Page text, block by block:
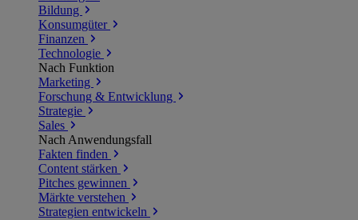
Bildung
Konsumgüter
Finanzen
Technologie
Nach Funktion
Marketing
Forschung & Entwicklung
Strategie
Sales
Nach Anwendungsfall
Fakten finden
Content stärken
Pitches gewinnen
Märkte verstehen
Strategien entwickeln